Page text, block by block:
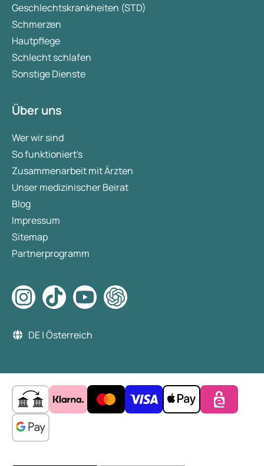
Geschlechtskrankheiten (STD)
Schmerzen
Hautpflege
Schlecht schlafen
Sonstige Dienste
Über uns
Wer wir sind
So funktioniert's
Zusammenarbeit mit Ärzten
Unser medizinischer Beirat
Blog
Impressum
Sitemap
Partnerprogramm
DE | Österreich